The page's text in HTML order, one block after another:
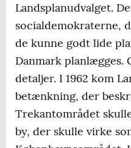
Landsplanudvalget.
socialdemokraterne,
de kunne godt lide
Danmark planlægges.
detaljer. I 1962 kom
betænkning, der
Trekantområdet
by, der skulle virke